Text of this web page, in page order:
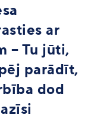
ar
– Tu jūti,
parādīt,
dod